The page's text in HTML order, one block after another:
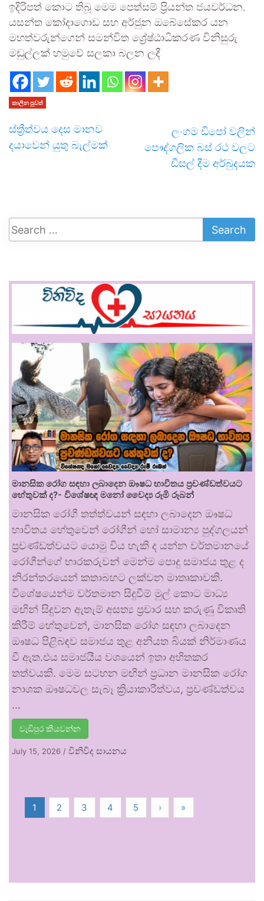
ඉදිරිපත් කොට තිබූ මෙම පෙත්සම් ප්‍රියන්ත ජයවර්ධන,
යසන්ත කෝදාගොඩ සහ අර්ජුන ඔබේසේකර යන
මහත්වරුන්ගෙන් සමන්විත ශ්‍රේෂ්ඨාධිකරණ විනිසුරු
මඩුල්ලක් හමුවේ සලකා බලන ලදී
කාලීන පුවත්
ස්ත්‍රීත්වය දෙස මානව
දයාවෙන් යුතු බැල්මක්
ලංගම ඩිපෝ වලින්
පෞද්ගලික බස් රථ වලට
ඩීසල් දීම අර්බුදයක
මානසික රෝග සඳහා ලබාදෙන ඖෂධ භාවිතය ප්‍රචණ්ඩත්වයට
හේතුවක් ද?- විශේෂඥ මනෝ වෛද්‍ය රූමි රූබන්
මානසික රෝගී තත්ත්වයන් සඳහා ලබාදෙන ඖෂධ
භාවිතය හේතුවෙන් රෝගීන් හෝ සාමාන්‍ය පුද්ගලයන්
ප්‍රචණ්ඩත්වයට යොමු විය හැකි ද යන්න වර්තමානයේ
රෝගීන්ගේ භාරකරුවන් මෙන්ම පොදු සමාජය තුළ ද
නිරන්තරයෙන් කතාබහට ලක්වන මාතෘකාවකි.
විශේෂයෙන්ම වර්තමාන සිදුවීම් මුල් කොට මාධ්‍ය
මඟින් සිදුවන ඇතැම් අසත්‍ය ප්‍රචාර සහ කරුණු විකෘති
කිරීම් හේතුවෙන්, මානසික රෝග සඳහා ලබාදෙන
ඖෂධ පිළිබඳව සමාජය තුළ අනියත බියක් නිර්මාණය
වී ඇත.එය සමාජයීය වශයෙන් ඉතා අහිතකර
තත්වයකි. මෙම සටහන මඟින් ප්‍රධාන මානසික රෝග
නාශක ඖෂධවල සැබෑ ක්‍රියාකාරීත්වය, ප්‍රචණ්ඩත්වය
…
වැඩිපුර කියවන්න
July 15, 2026 / විනිවිද සායනය
1 2 3 4 5 › »